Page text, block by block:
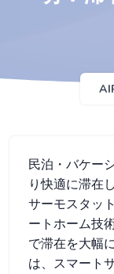
民泊・バケー
り快適に滞在
サーモスタッ
ートホーム技
で滞在を大幅
は、スマート